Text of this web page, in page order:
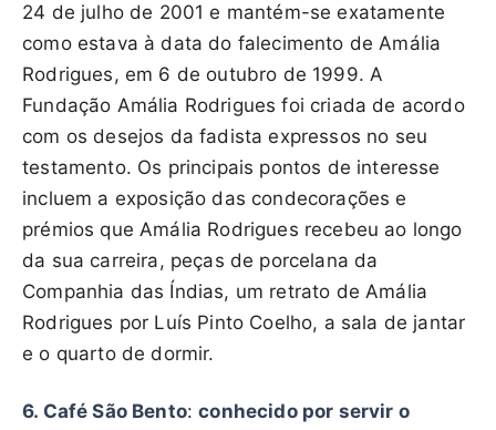
24 de julho de 2001 e mantém-se exatamente
como estava à data do falecimento de Amália
Rodrigues, em 6 de outubro de 1999. A
Fundação Amália Rodrigues foi criada de acordo
com os desejos da fadista expressos no seu
testamento. Os principais pontos de interesse
incluem a exposição das condecorações e
prémios que Amália Rodrigues recebeu ao longo
da sua carreira, peças de porcelana da
Companhia das Índias, um retrato de Amália
Rodrigues por Luís Pinto Coelho, a sala de jantar
e o quarto de dormir.
6. Café São Bento:conhecido por servir o